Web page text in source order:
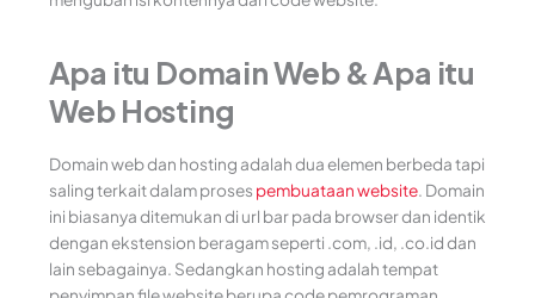
Apa itu Domain Web & Apa itu
Web Hosting
Domain web dan hosting adalah dua elemen berbeda tapi
saling terkait dalam proses pembuataan website. Domain
ini biasanya ditemukan di url bar pada browser dan identik
dengan ekstension beragam seperti .com, .id, .co.id dan
lain sebagainya. Sedangkan hosting adalah tempat